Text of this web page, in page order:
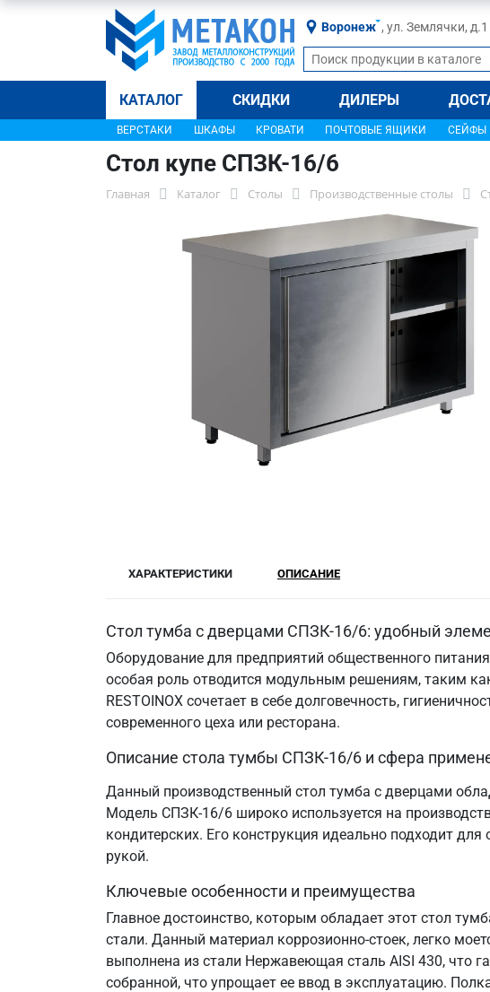
Воронеж , ул. Землячки, д.1
КАТАЛОГ СКИДКИ ДИЛЕРЫ
ВЕРСТАКИ ШКАФЫ КРОВАТИ ПОЧТОВЫЕ ЯЩИКИ СЕЙФЫ
Стол купе СПЗК-16/6
Главная Каталог Столы Производственные столы
ХАРАКТЕРИСТИКИ ОПИСАНИЕ
Стол тумба с дверцами СПЗК-16/6: удобный
Оборудование для предприятий общественного
особая роль отводится модульным решениям, таким
RESTOINOX сочетает в себе долговечность,
современного цеха или ресторана.
Описание стола тумбы СПЗК-16/6 и сфера
Данный производственный стол тумба с дверцами
Модель СПЗК-16/6 широко используется на
кондитерских. Его конструкция идеально подходит
рукой.
Ключевые особенности и преимущества
Главное достоинство, которым обладает этот стол
стали. Данный материал коррозионно-стоек, легко
выполнена из стали Нержавеющая сталь AISI 430, что
собранной, что упрощает ее ввод в эксплуатацию.